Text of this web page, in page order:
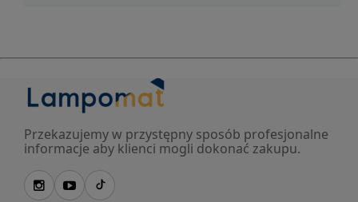
Przekazujemy w przystępny sposób profesjonalne
informacje aby klienci mogli dokonać zakupu.